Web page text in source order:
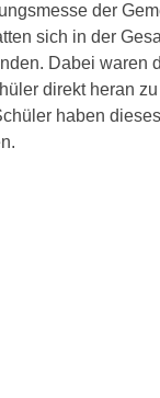
der
sich in der
Dabei waren
direkt heran
haben